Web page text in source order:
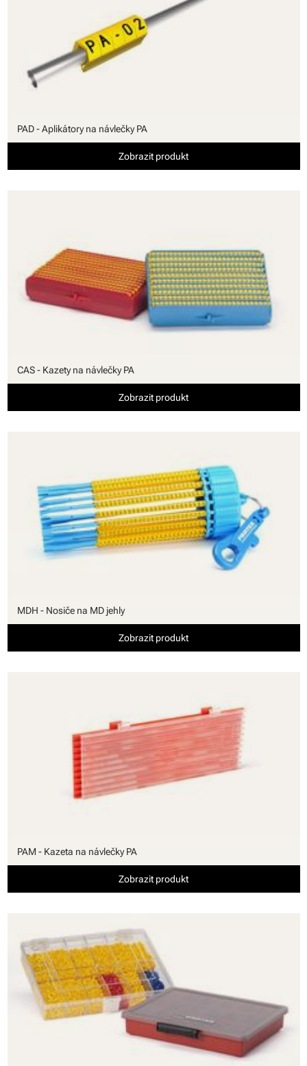
PAD - Aplikátory na návlečky PA
Zobrazit produkt
CAS - Kazety na návlečky PA
Zobrazit produkt
MDH - Nosiče na MD jehly
Zobrazit produkt
PAM - Kazeta na návlečky PA
Zobrazit produkt